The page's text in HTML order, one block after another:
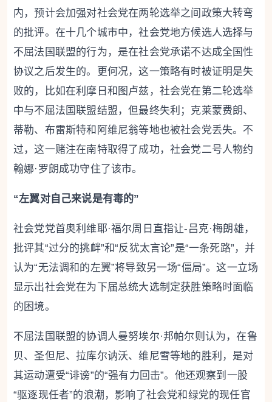
内，预计会加强对社会党在两轮选举之间政策大转弯
的批评。在十几个城市中，社会党地方候选人选择与
不屈法国联盟的行为，是在社会党承诺不达成全国性
协议之后发生的。更何况，这一策略有时被证明是失
败的，比如在利摩日和图卢兹，社会党在第二轮选举
中与不屈法国联盟结盟，但最终失利；克莱蒙费朗、
蒂勒、布雷斯特和阿维尼翁等地也被社会党丢失。不
过，这一赌注在南特取得了成功，社会党二号人物约
翰娜·罗朗成功守住了该市。
“左翼对自己来说是有毒的”
社会党党首奥利维耶·福尔周日直指让-吕克·梅朗雄，
批评其“过分的挑衅”和“反犹太言论”是“一条死路”，并
认为“无法调和的左翼”将导致另一场“僵局”。这一立场
显示出社会党在为下届总统大选制定获胜策略时面临
的困境。
不屈法国联盟的协调人曼努埃尔·邦帕尔则认为，在鲁
贝、圣但尼、拉库尔讷沃、维尼雪等地的胜利，是对
其运动遭受“诽谤”的“强有力回击”。他还观察到一股
“驱逐现任者”的浪潮，影响了社会党和绿党的现任官